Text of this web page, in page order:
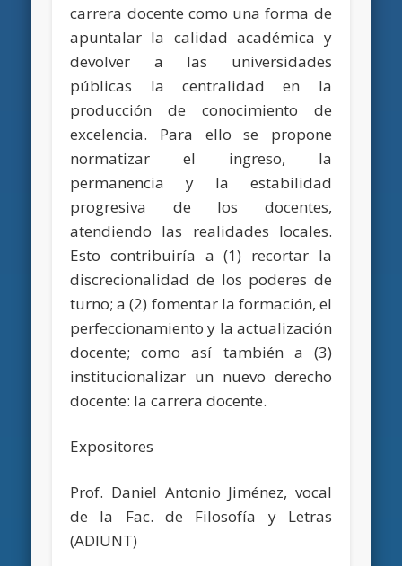
carrera docente como una forma de
apuntalar la calidad académica y
devolver a las universidades
públicas la centralidad en la
producción de conocimiento de
excelencia. Para ello se propone
normatizar el ingreso, la
permanencia y la estabilidad
progresiva de los docentes,
atendiendo las realidades locales.
Esto contribuiría a (1) recortar la
discrecionalidad de los poderes de
turno; a (2) fomentar la formación, el
perfeccionamiento y la actualización
docente; como así también a (3)
institucionalizar un nuevo derecho
docente: la carrera docente.
Expositores
Prof. Daniel Antonio Jiménez, vocal
de la Fac. de Filosofía y Letras
(ADIUNT)